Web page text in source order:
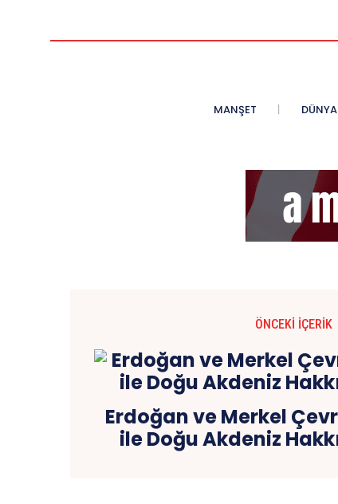
MANŞET DÜNYA
ÖNCEKI İÇERIK
Erdoğan ve Merkel
ile Doğu Akdeniz